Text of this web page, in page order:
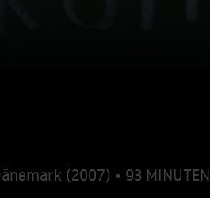
(2007) • 93 MINUTEN